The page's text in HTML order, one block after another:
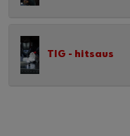
TIG - hitsaus